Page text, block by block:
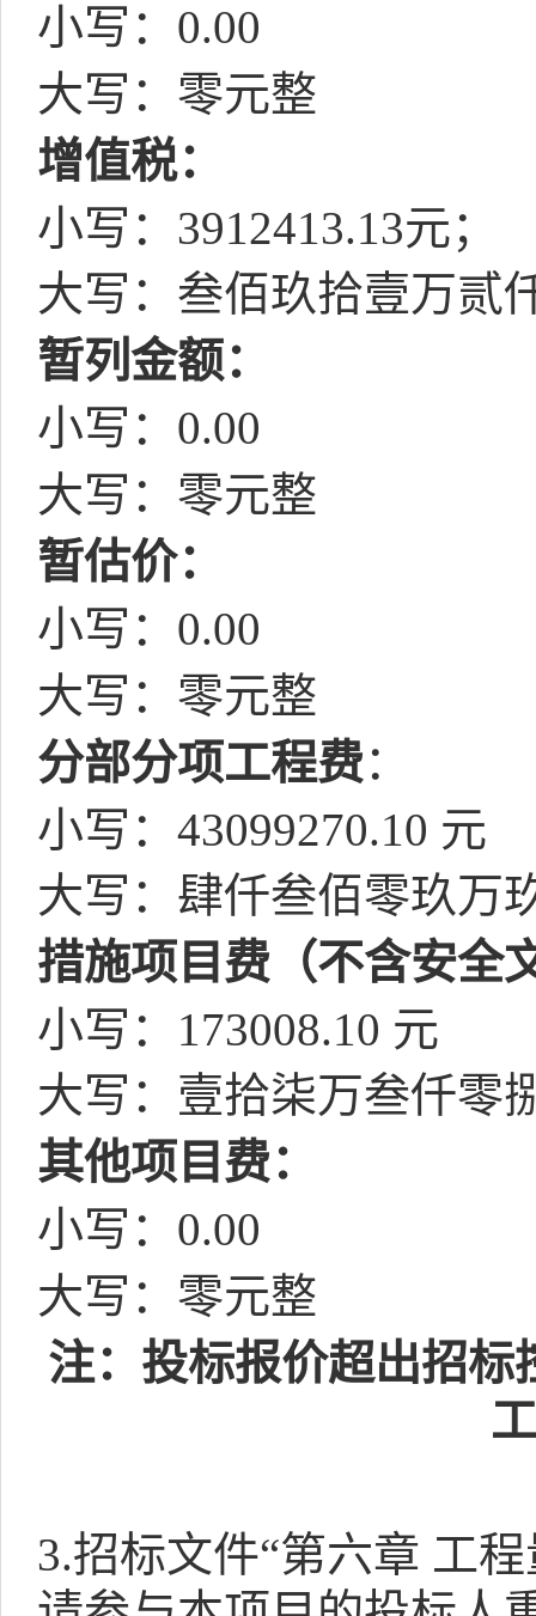
小写： 0.00
大写：零元整
增值税：
小写： 3912413.13元；
大写：叁佰玖拾壹万贰
暂列金额：
小写： 0.00
大写：零元整
暂估价：
小写： 0.00
大写：零元整
分部分项工程费：
小写： 43099270.10 元
大写：肆仟叁佰零玖万
措施项目费（不含安全
小写： 173008.10 元
大写：壹拾柒万叁仟零
其他项目费：
小写： 0.00
大写：零元整
注：投标报价超出招标
3.招标文件“第六章 工